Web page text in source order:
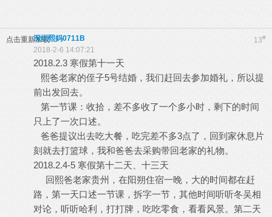
点击重新加载 13#
深圳熙妈0711B
2018-2-6 14:07:21
2018.2.3 寒假第十一天
熙爸老家的侄子5号结婚，我们赶回去参加婚礼，所以提
前出发回去。
第一节课：收拾，差不多收了一个多小时，剩下的时间
只上了一次口述。
爸爸提议出去吃大餐，吃完差不多3点了，回到家休息片
刻就去打篮球，我和爸爸去采购带回老家的礼物。
2018.2.4-5 寒假第十二天、十三天
回熙爸老家贵州，在阳朔住宿一晚，大的时间都在赶
路，第一天口述一节课，拆字一节，其他时间听听冬吴相
对论，听听哈利，打打牌，吃吃零食，看看风景。第二天